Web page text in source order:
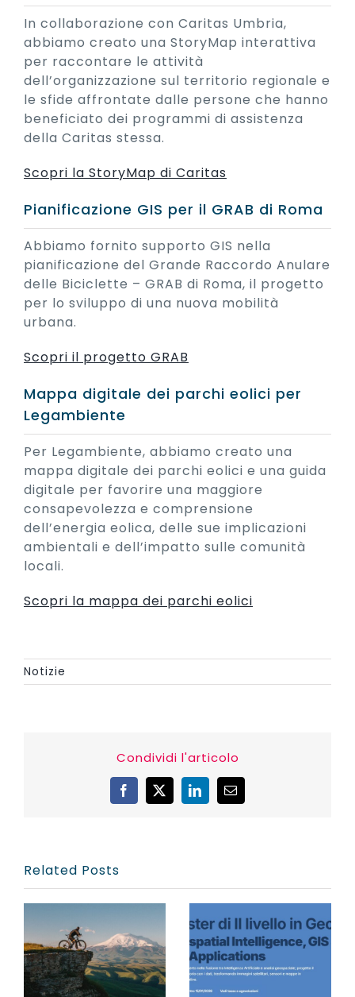
In collaborazione con Caritas Umbria,
abbiamo creato una StoryMap interattiva
per raccontare le attività
dell’organizzazione sul territorio regionale e
le sfide affrontate dalle persone che hanno
beneficiato dei programmi di assistenza
della Caritas stessa.
Scopri la StoryMap di Caritas
Pianificazione GIS per il GRAB di Roma
Abbiamo fornito supporto GIS nella
pianificazione del Grande Raccordo Anulare
delle Biciclette – GRAB di Roma, il progetto
per lo sviluppo di una nuova mobilità
urbana.
Scopri il progetto GRAB
Mappa digitale dei parchi eolici per
Legambiente
Per Legambiente, abbiamo creato una
mappa digitale dei parchi eolici e una guida
digitale per favorire una maggiore
consapevolezza e comprensione
dell’energia eolica, delle sue implicazioni
ambientali e dell’impatto sulle comunità
locali.
Scopri la mappa dei parchi eolici
Notizie
Condividi l'articolo
Facebook
X LinkedInEmail
Related Posts